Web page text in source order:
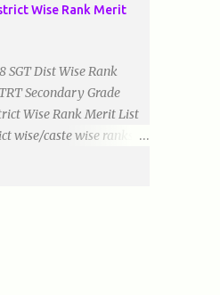
Wise Rank Merit
SGT Dist Wise Rank
Secondary Grade
Wise Rank Merit List
wise/caste wise ranks of